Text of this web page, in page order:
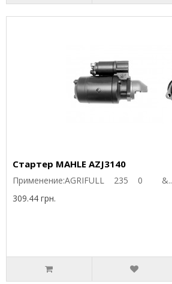
Стартер MAHLE AZJ3140
Применение:AGRIFULL 235 0 &..
309.44 грн.